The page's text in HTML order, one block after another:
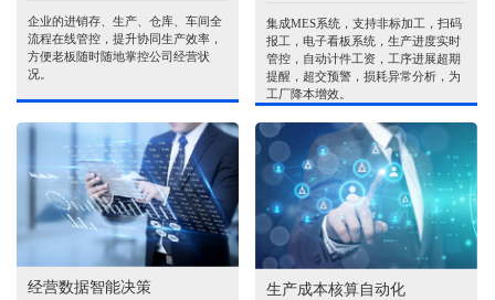
企业的进销存、生产、仓库、车间全
流程在线管控，提升协同生产效率，
方便老板随时随地掌控公司经营状
况。
集成MES系统，支持非标加工，扫码
报工，电子看板系统，生产进度实时
管控，自动计件工资，工序进展超期
提醒，超交预警，损耗异常分析，为
工厂降本增效。
经营数据智能决策 生产成本核算自动化